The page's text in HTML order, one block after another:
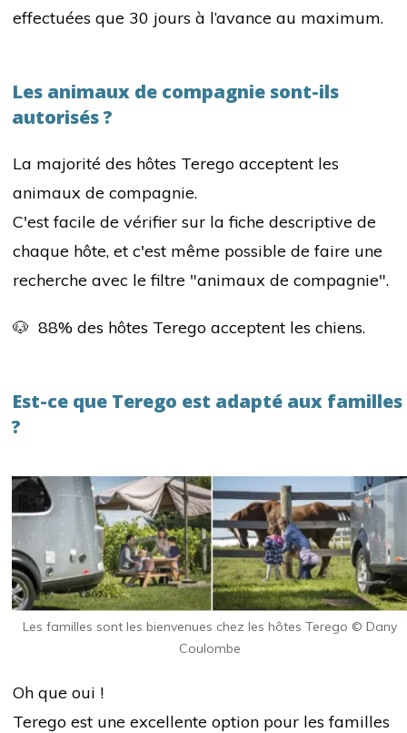
effectuées que 30 jours à l’avance au maximum.
Les animaux de compagnie sont-ils
autorisés ?
La majorité des hôtes Terego acceptent les
animaux de compagnie.
C'est facile de vérifier sur la fiche descriptive de
chaque hôte, et c'est même possible de faire une
recherche avec le filtre "animaux de compagnie".
🐶 88% des hôtes Terego acceptent les chiens.
Est-ce que Terego est adapté aux familles
?
Les familles sont les bienvenues chez les hôtes Terego © Dany
Coulombe
Oh que oui !
Terego est une excellente option pour les familles